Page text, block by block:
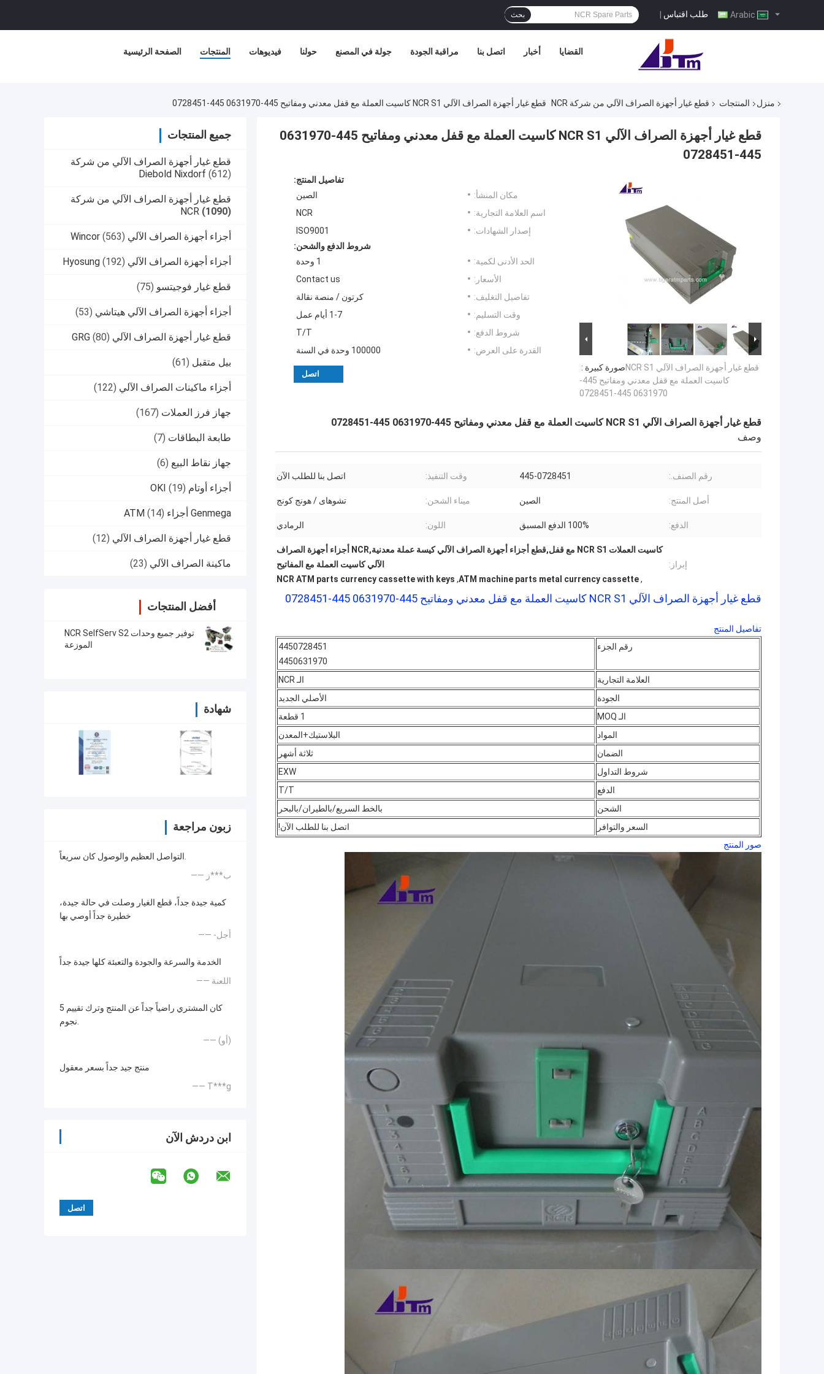
طلب اقتباس | بحث
الصفحة الرئيسية المنتجات فيديوهات حولنا جولة في المصنع مراقبة الجودة اتصل بنا أخبار القضايا
منزل المنتجات قطع غيار أجهزة الصراف الآلي من شركة NCR قطع غيار أجهزة الصراف الآلي NCR S1 كاسيت العملة مع قفل معدني ومفاتيح 445-0631970 445-0728451
جميع المنتجات
قطع غيار أجهزة الصراف الآلي من شركة
Diebold Nixdorf (612)
قطع غيار أجهزة الصراف الآلي من شركة
NCR (1090)
أجزاء أجهزة الصراف الآلي Wincor (563)
أجزاء أجهزة الصراف الآلي Hyosung (192)
قطع غيار فوجيتسو (75)
أجزاء أجهزة الصراف الآلي هيتاشي (53)
قطع غيار أجهزة الصراف الآلي GRG (80)
بيل متقبل (61)
أجزاء ماكينات الصراف الآلي (122)
جهاز فرز العملات (167)
طابعة البطاقات (7)
جهاز نقاط البيع (6)
أجزاء أوتام OKI (19)
Genmega أجزاء ATM (14)
قطع غيار أجهزة الصراف الآلي (12)
ماكينة الصراف الآلي (23)
أفضل المنتجات
توفير جميع وحدات NCR SelfServ S2
الموزعة
شهادة
زبون مراجعة
التواصل العظيم والوصول كان سريعاً.
—— ب***ز
كمية جيدة جداً، قطع الغيار وصلت في حالة جيدة،
خطيرة جداً أوصي بها
—— -أجل
الخدمة والسرعة والجودة والتعبئة كلها جيدة جداً
—— اللعنة
كان المشتري راضياً جداً عن المنتج وترك تقييم 5
نجوم.
—— (أو)
منتج جيد جداً بسعر معقول
—— T***g
ابن دردش الآن
قطع غيار أجهزة الصراف الآلي NCR S1 كاسيت العملة مع قفل معدني ومفاتيح 445-0631970
445-0728451
صورة كبيرة :قطع غيار أجهزة الصراف الآلي NCR S1
كاسيت العملة مع قفل معدني ومفاتيح 445-
0631970 445-0728451
تفاصيل المنتج:
مكان المنشأ:
الصين
اسم العلامة التجارية:
NCR
إصدار الشهادات:
ISO9001
شروط الدفع والشحن:
الحد الأدنى لكمية:
1 وحدة
الأسعار:
Contact us
تفاصيل التغليف:
كرتون / منصة نقالة
وقت التسليم:
1-7 أيام عمل
شروط الدفع:
T/T
القدرة على العرض:
100000 وحدة في السنة
اتصل
قطع غيار أجهزة الصراف الآلي NCR S1 كاسيت العملة مع قفل معدني ومفاتيح 445-0631970 445-0728451
وصف
رقم الصنف.: 445-0728451 وقت التنفيذ: اتصل بنا للطلب الآن
أصل المنتج: الصين ميناء الشحن: تشوهاى / هونج كونج
الدفع: 100% الدفع المسبق اللون: الرمادي
إبراز:
كاسيت العملات NCR S1 مع قفل,قطع أجزاء أجهزة الصراف الآلي كيسة عملة معدنية,NCR أجزاء أجهزة الصراف
الآلي كاسيت العملة مع المفاتيح
,
ATM machine parts metal currency cassette
,
NCR ATM parts currency cassette with keys
قطع غيار أجهزة الصراف الآلي NCR S1 كاسيت العملة مع قفل معدني ومفاتيح 445-0631970 445-0728451
تفاصيل المنتج
رقم الجزء
4450728451
4450631970
العلامة التجارية
الـ NCR
الجودة
الأصلي الجديد
الـ MOQ
1 قطعة
المواد
البلاستيك+المعدن
الضمان
ثلاثة أشهر
شروط التداول
EXW
الدفع
T/T
الشحن
بالخط السريع/بالطيران/بالبحر
السعر والتوافر
اتصل بنا للطلب الآن!
صور المنتج